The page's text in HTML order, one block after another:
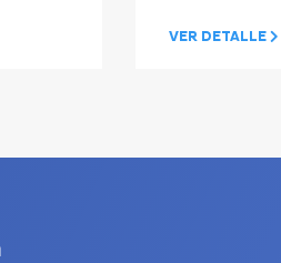
VER DETALLE